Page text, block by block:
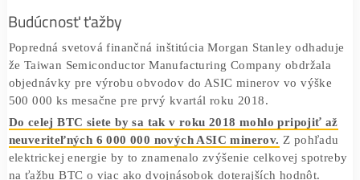
700 miliónová príležitosť
Náklady na elektrinu pri ťažbe predstavujú 30 TW ročne,
je na druhej strane rovnice – teda hodnota výťažkov kvôli
ktorým väčšina ľudí začne ťažiť. Spotreba elektriny je
ktorý ovplyvňuje a znižuje zisky z ťažby. Ťažba
haldy elektriny ročne, no pri ročnom výťažku cca 650
Bitcoinov, je to daň ktorú sa oplatí zaplatiť. Pri aktuálnej